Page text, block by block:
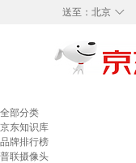
◇
送至： 北京
全部分类
京东知识库
品牌排行榜
普联摄像头